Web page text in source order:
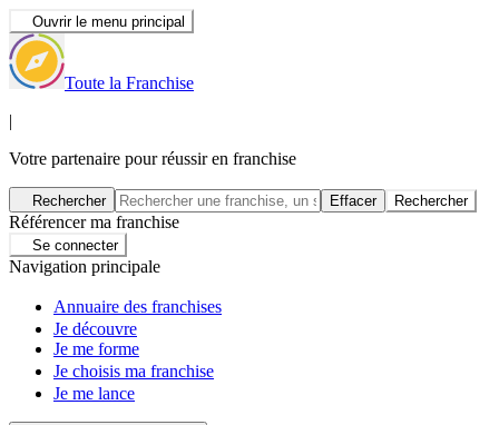
Ouvrir le menu principal
Toute la Franchise
|
Votre partenaire pour réussir en franchise
Rechercher Effacer Rechercher
Référencer ma franchise
Se connecter
Navigation principale
Annuaire des franchises
Je découvre
Je me forme
Je choisis ma franchise
Je me lance